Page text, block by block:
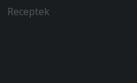
Receptek